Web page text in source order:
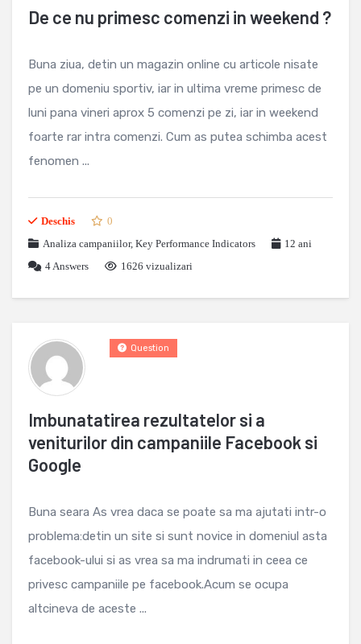
De ce nu primesc comenzi in weekend ?
Buna ziua, detin un magazin online cu articole nisate
pe un domeniu sportiv, iar in ultima vreme primesc de
luni pana vineri aprox 5 comenzi pe zi, iar in weekend
foarte rar intra comenzi. Cum as putea schimba acest
fenomen ...
Deschis
0
Analiza campaniilor, Key Performance Indicators
12 ani
4Answers 1626 vizualizari
Imbunatatirea rezultatelor si a
veniturilor din campaniile Facebook si
Google
Question
Buna seara As vrea daca se poate sa ma ajutati intr-o
problema:detin un site si sunt novice in domeniul asta
facebook-ului si as vrea sa ma indrumati in ceea ce
privesc campaniile pe facebook.Acum se ocupa
altcineva de aceste ...